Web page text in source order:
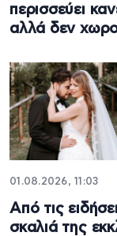
περισσεύει
αλλά δεν
01.08.2026, 11:03
Από τις
σκαλιά της